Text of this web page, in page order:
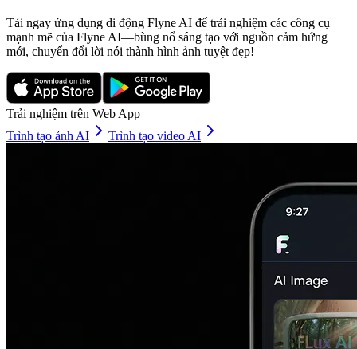
Tải ngay ứng dụng di động Flyne AI để trải nghiệm các công cụ
mạnh mẽ của Flyne AI—bùng nổ sáng tạo với nguồn cảm hứng
mới, chuyển đổi lời nói thành hình ảnh tuyệt đẹp!
Trải nghiệm trên Web App
Trình tạo ảnh AI
Trình tạo video AI